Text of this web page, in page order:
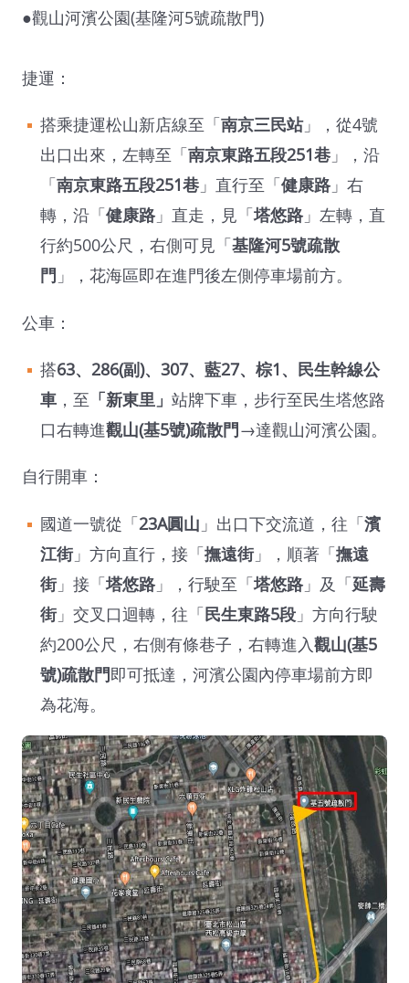
●觀山河濱公園(基隆河5號疏散門)
捷運：
搭乘捷運松山新店線至「南京三民站」，從4號
出口出來，左轉至「南京東路五段251巷 」，沿
「南京東路五段251巷 」直行至「健康路 」右
轉，沿「健康路 」直走，見「塔悠路 」左轉，直
行約500公尺，右側可見「基隆河5號疏散
門 」，花海區即在進門後左側停車場前方。
公車：
搭63、 286(副)、 307、藍27、棕1 、民生幹線公
車 ，至 「新東里 」 站牌下車，步行至民生塔悠路
口右轉進觀山(基5號)疏散門→達觀山河濱公園。
自行開車：
國道一號從「23A圓山 」出口下交流道，往「濱
江街」方向直行，接「撫遠街」，順著「撫遠
街」接「塔悠路 」，行駛至「塔悠路 」及「延壽
街」交叉口迴轉，往「民生東路5段 」方向行駛
約200公尺，右側有條巷子，右轉進入觀山(基5
號)疏散門即可抵達，河濱公園內停車場前方即
為花海。